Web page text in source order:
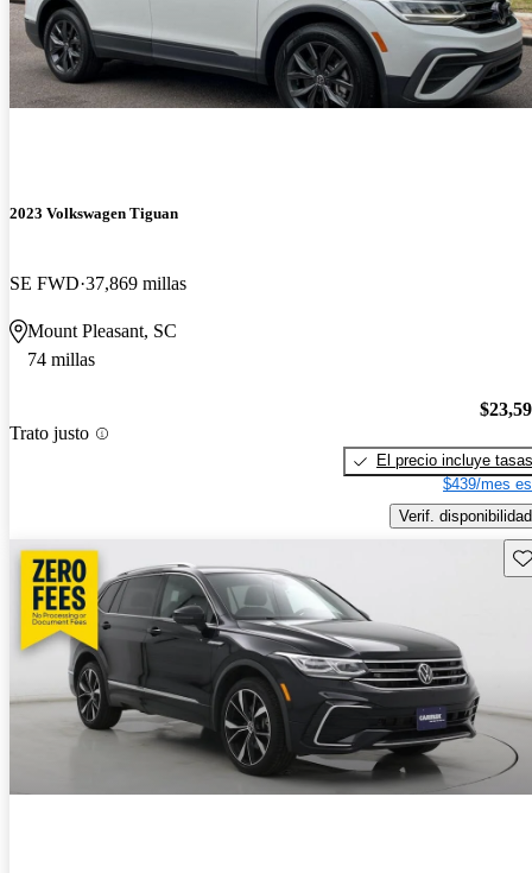
2023 Volkswagen Tiguan
SE FWD 37,869 millas
Mount Pleasant, SC
74 millas
Trato justo
El precio incluye tasas
$439/mes
Verif. disponibilidad